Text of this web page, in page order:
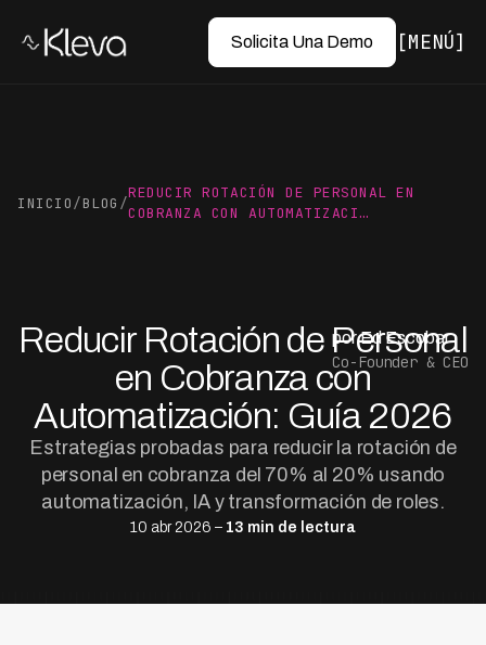
Solicita Una Demo MENÚ
INICIO/BLOG /
REDUCIR ROTACIÓN DE PERSONAL EN
COBRANZA CON AUTOMATIZACI…
Reducir Rotación de Personal
en Cobranza con
Automatización: Guía 2026
Estrategias probadas para reducir la rotación de
personal en cobranza del 70% al 20% usando
automatización, IA y transformación de roles.
10 abr 2026 – 13 min de lectura
por Ed Escobar
Co-Founder & CEO